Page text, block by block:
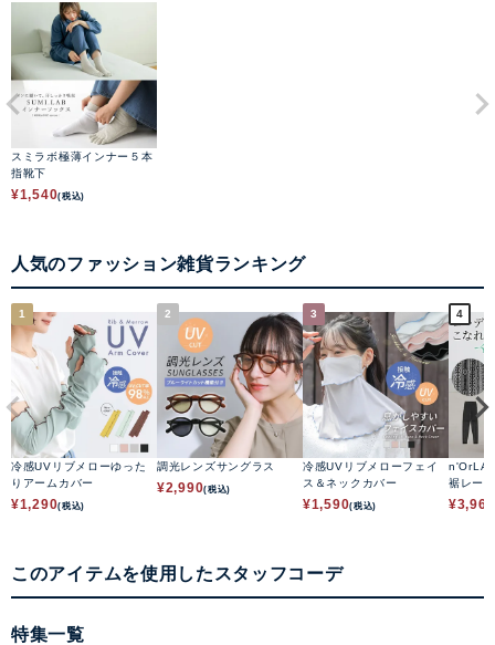
スミラボ極薄インナー５本
指靴下
¥1,540(税込)
人気のファッション雑貨ランキング
1
冷感UVリブメローゆった
りアームカバー
¥1,290(税込)
2
調光レンズサングラス
¥2,990(税込)
3
冷感UVリブメローフェイ
ス＆ネックカバー
¥1,590(税込)
4
裾レー
¥3,960
このアイテムを使用したスタッフコーデ
特集一覧